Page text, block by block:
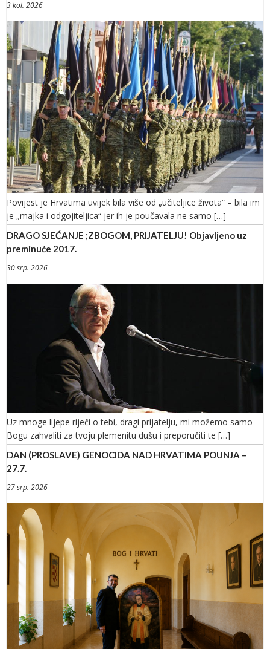
3 kol. 2026
Povijest je Hrvatima uvijek bila više od „učiteljice života“ – bila im
je „majka i odgojiteljica“ jer ih je poučavala ne samo […]
DRAGO SJEĆANJE ;ZBOGOM, PRIJATELJU! Objavljeno uz
preminuće 2017.
30 srp. 2026
Uz mnoge lijepe riječi o tebi, dragi prijatelju, mi možemo samo
Bogu zahvaliti za tvoju plemenitu dušu i preporučiti te […]
DAN (PROSLAVE) GENOCIDA NAD HRVATIMA POUNJA –
27.7.
27 srp. 2026